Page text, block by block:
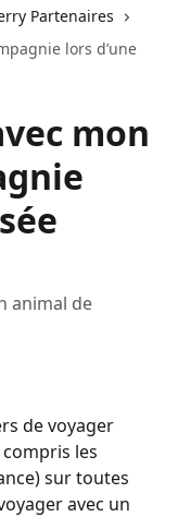
Partenaires
lors d’une
mon
animal de
de voyager
les
sur toutes
avec un